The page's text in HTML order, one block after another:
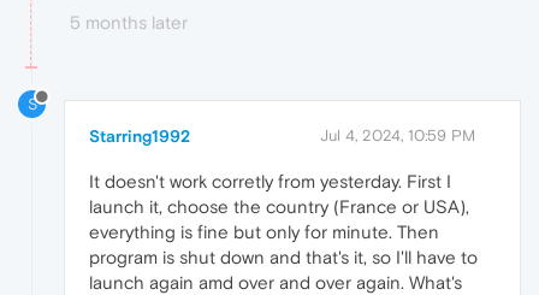
5 months later
S
Starring1992 Jul 4, 2024, 10:59 PM
It doesn't work corretly from yesterday. First I
launch it, choose the country (France or USA),
everything is fine but only for minute. Then
program is shut down and that's it, so I'll have to
launch again amd over and over again. What's